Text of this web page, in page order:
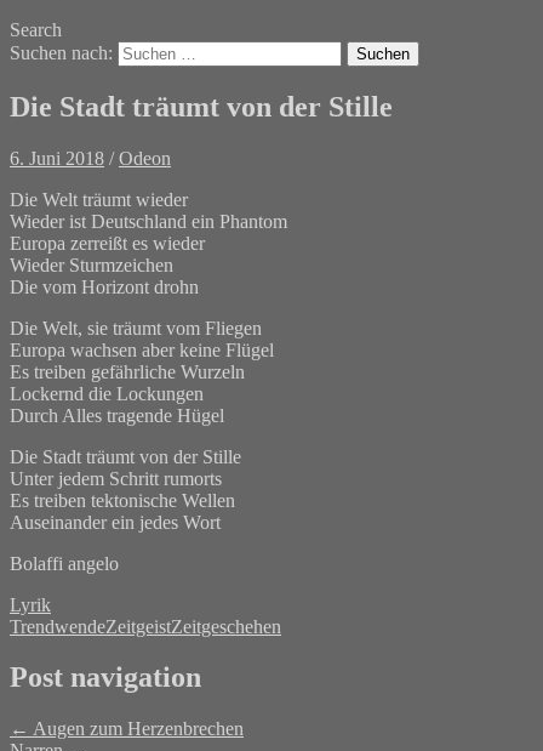
Search
Suchen nach:
Die Stadt träumt von der Stille
6. Juni 2018 /Odeon
Die Welt träumt wieder
Wieder ist Deutschland ein Phantom
Europa zerreißt es wieder
Wieder Sturmzeichen
Die vom Horizont drohn
Die Welt, sie träumt vom Fliegen
Europa wachsen aber keine Flügel
Es treiben gefährliche Wurzeln
Lockernd die Lockungen
Durch Alles tragende Hügel
Die Stadt träumt von der Stille
Unter jedem Schritt rumorts
Es treiben tektonische Wellen
Auseinander ein jedes Wort
Bolaffi angelo
Lyrik
TrendwendeZeitgeistZeitgeschehen
Post navigation
← Augen zum Herzenbrechen